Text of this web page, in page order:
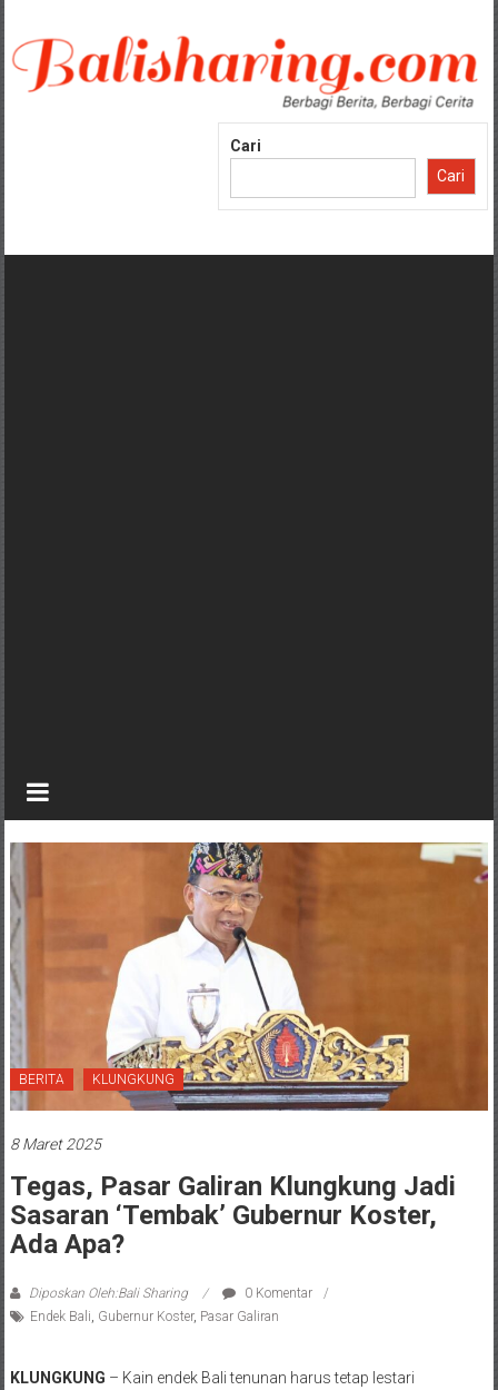
konten
Cari
Cari
BERITA KLUNGKUNG
8 Maret 2025
Tegas, Pasar Galiran Klungkung Jadi
Sasaran ‘Tembak’ Gubernur Koster,
Ada Apa?
Diposkan Oleh:Bali Sharing
0 Komentar
Endek Bali Gubernur Koster, Pasar Galiran
KLUNGKUNG – Kain endek Bali tenunan harus tetap lestari